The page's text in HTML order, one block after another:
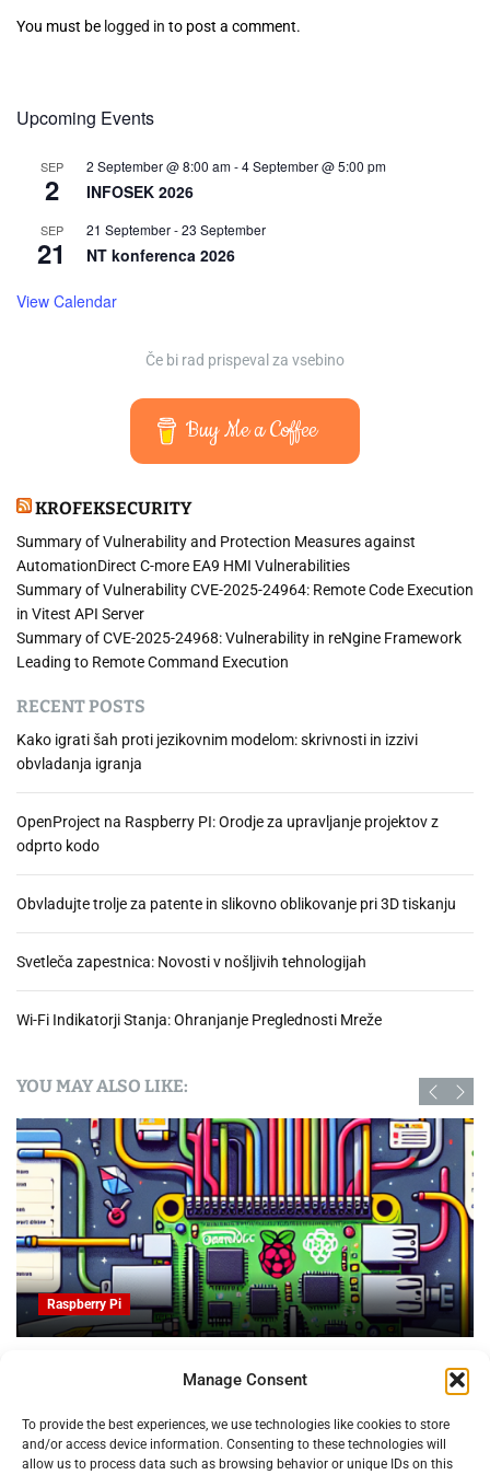
Manage Consent
To provide the best experiences, we use technologies like cookies to store
and/or access device information. Consenting to these technologies will
allow us to process data such as browsing behavior or unique IDs on this
You must be logged in to post a comment.
Upcoming Events
SEP
2
2 September @ 8:00 am-4 September @ 5:00 pm
INFOSEK 2026
SEP
21
21 September-23 September
NT konferenca 2026
View Calendar
Če bi rad prispeval za vsebino
Buy Me a Coffee
KROFEKSECURITY
Summary of Vulnerability and Protection Measures against
AutomationDirect C-more EA9 HMI Vulnerabilities
Summary of Vulnerability CVE-2025-24964: Remote Code Execution
in Vitest API Server
Summary of CVE-2025-24968: Vulnerability in reNgine Framework
Leading to Remote Command Execution
RECENT POSTS
Kako igrati šah proti jezikovnim modelom: skrivnosti in izzivi
obvladanja igranja
OpenProject na Raspberry PI: Orodje za upravljanje projektov z
odprto kodo
Obvladujte trolje za patente in slikovno oblikovanje pri 3D tiskanju
Svetleča zapestnica: Novosti v nošljivih tehnologijah
Wi-Fi Indikatorji Stanja: Ohranjanje Preglednosti Mreže
YOU MAY ALSO LIKE:
Orodje za upravljanje
Raspberry Pi
Obvladujte trolje za
3D tiskanju
07.02.2025